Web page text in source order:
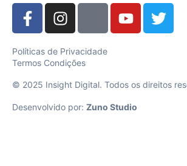
Políticas de Privacidade
Termos Condições
© 2025 Insight Digital. Todos os direitos
Desenvolvido por: Zuno Studio